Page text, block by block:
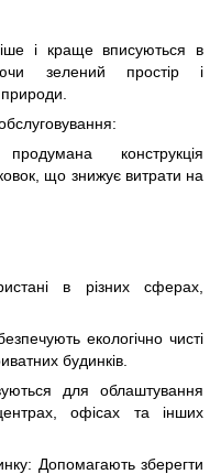
і краще вписуються в
зелений простір і
конструкція
що знижує витрати на
в різних сферах,
екологічно чисті
будинків.
для облаштування
офісах та інших
Допомагають зберегти